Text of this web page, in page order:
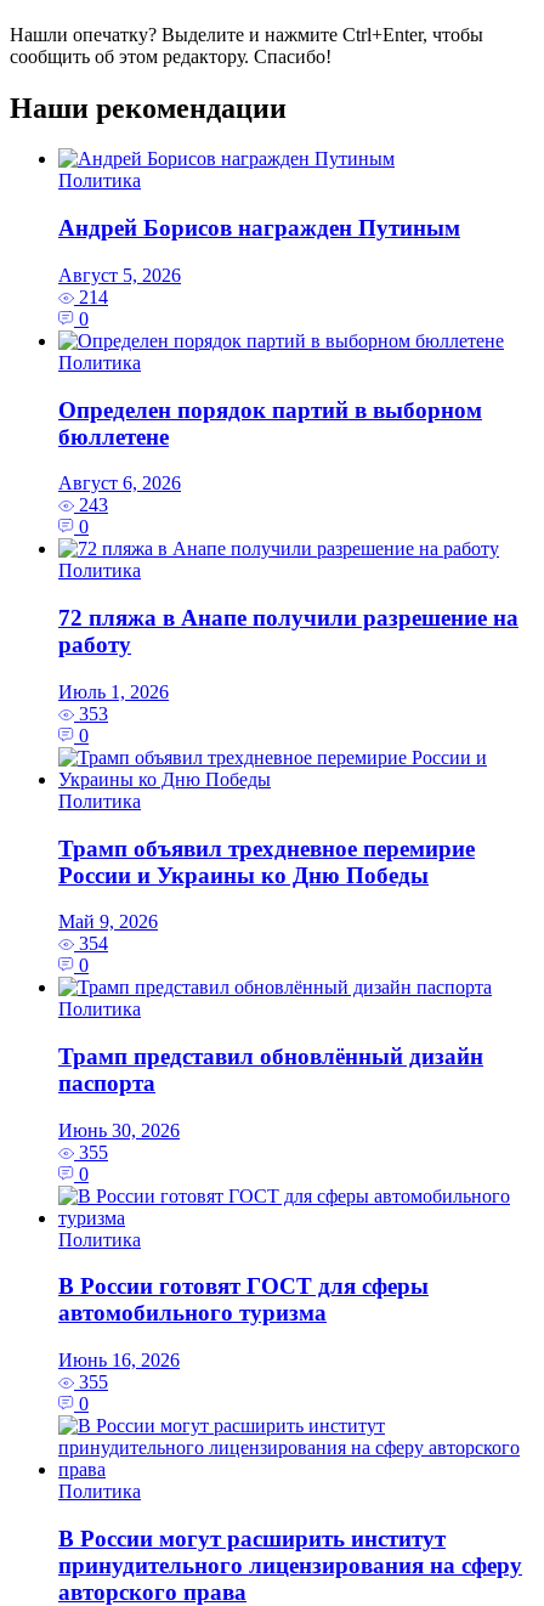
Нашли опечатку? Выделите и нажмите Ctrl+Enter, чтобы
сообщить об этом редактору. Спасибо!
Наши рекомендации
Политика
Андрей Борисов награжден Путиным
Август 5, 2026
214
0
Политика
Определен порядок партий в выборном
бюллетене
Август 6, 2026
243
0
Политика
72 пляжа в Анапе получили разрешение на
работу
Июль 1, 2026
353
0
Политика
Трамп объявил трехдневное перемирие
России и Украины ко Дню Победы
Май 9, 2026
354
0
Политика
Трамп представил обновлённый дизайн
паспорта
Июнь 30, 2026
355
0
Политика
В России готовят ГОСТ для сферы
автомобильного туризма
Июнь 16, 2026
355
0
Политика
В России могут расширить институт
принудительного лицензирования на сферу
авторского права